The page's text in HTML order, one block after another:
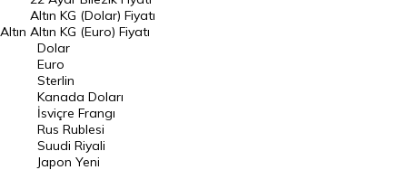
Dolar Kuru
Euro Kuru
Pound Kuru
Frank Kuru
Riyal Kuru
Avustralya Doları
Altın
Altın KG (Dolar) Fiyatı
Altın KG (Euro) Fiyatı
Dolar
Euro
Sterlin
Kanada Doları
İsviçre Frangı
Rus Rublesi
Suudi Riyali
Japon Yeni